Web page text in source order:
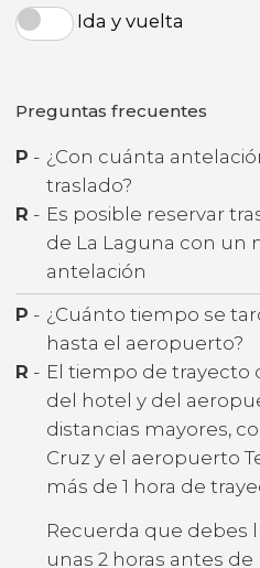
Ida y vuelta
Preguntas frecuentes
P - ¿Con cuánta
traslado?
R - Es posible reservar
de La Laguna con un
antelación
P - ¿Cuánto tiempo se
hasta el aeropuerto?
R - El tiempo de trayecto
del hotel y del
distancias mayores,
Cruz y el aeropuerto
más de 1 hora de
Recuerda que debes
unas 2 horas antes de